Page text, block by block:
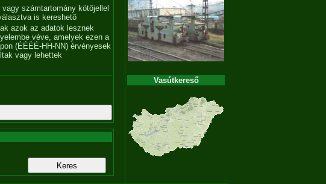
vagy számtartomány kötőjellel
is kereshető
azok az adatok lesznek
véve, amelyek ezen a
(ÉÉÉÉ-HH-NN) érvényesek
vagy lehettek
Vasútkereső